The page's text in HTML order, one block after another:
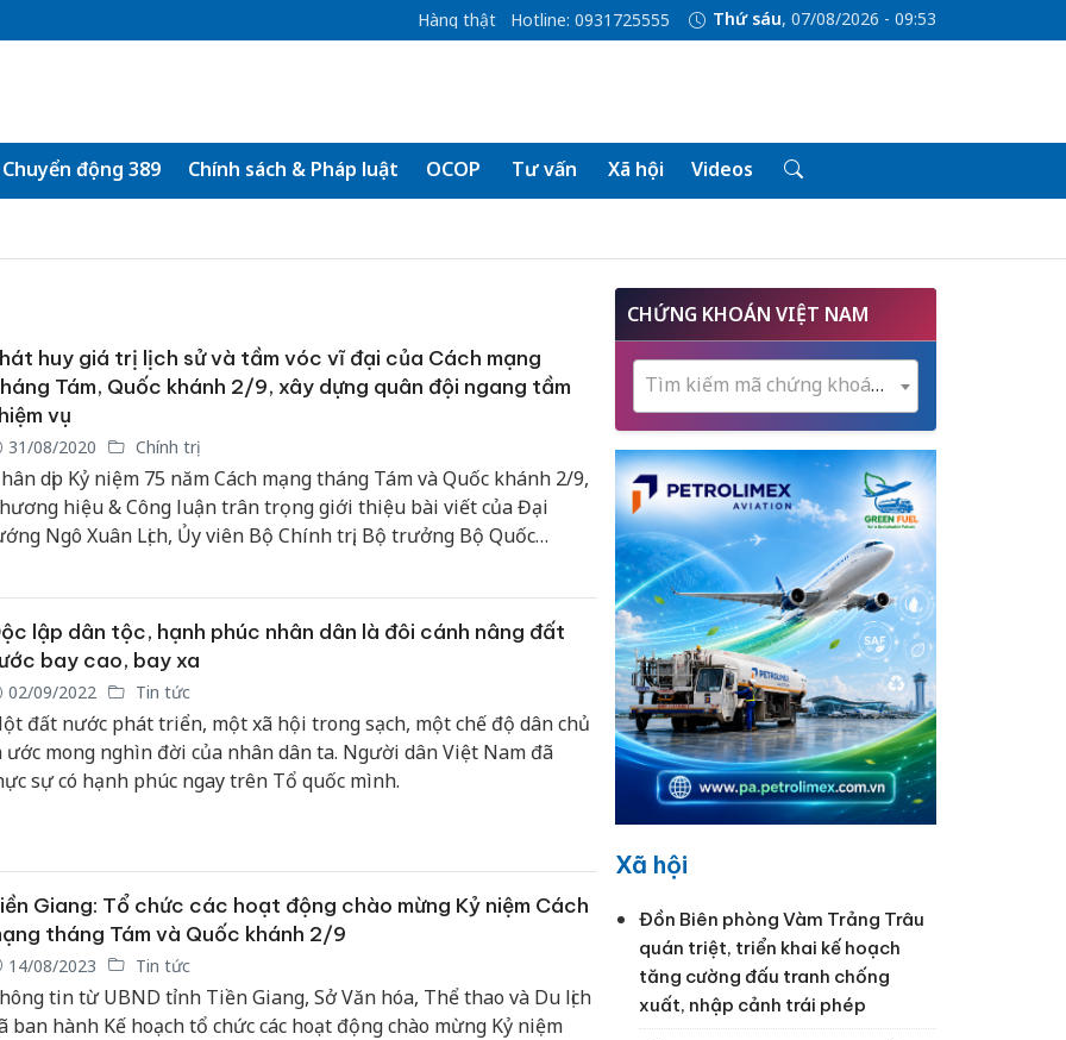
Hàng thật Hotline: 0931725555 Thứ sáu, 07/08/2026 - 09:53
Chuyển động 389 Chính sách & Pháp luật OCOP Tư vấn Xã hội Videos
huy giá trị lịch sử và tầm vóc vĩ đại của Cách mạng
Tám, Quốc khánh 2/9, xây dựng quân đội ngang tầm
vụ
31/08/2020 Chính trị
dịp Kỷ niệm 75 năm Cách mạng tháng Tám và Quốc khánh 2/9,
hiệu & Công luận trân trọng giới thiệu bài viết của Đại
Ngô Xuân Lịch, Ủy viên Bộ Chính trị, Bộ trưởng Bộ Quốc
lập dân tộc, hạnh phúc nhân dân là đôi cánh nâng đất
bay cao, bay xa
02/09/2022 Tin tức
đất nước phát triển, một xã hội trong sạch, một chế độ dân chủ
ước mong nghìn đời của nhân dân ta. Người dân Việt Nam đã
sự có hạnh phúc ngay trên Tổ quốc mình.
Giang: Tổ chức các hoạt động chào mừng Kỷ niệm Cách
tháng Tám và Quốc khánh 2/9
14/08/2023 Tin tức
tin từ UBND tỉnh Tiền Giang, Sở Văn hóa, Thể thao và Du lịch
ban hành Kế hoạch tổ chức các hoạt động chào mừng Kỷ niệm
CHỨNG KHOÁN VIỆT NAM
Tìm kiếm mã chứng khoán...
Xã hội
Đồn Biên phòng Vàm Trảng Trâu
quán triệt, triển khai kế hoạch
tăng cường đấu tranh chống
xuất, nhập cảnh trái phép